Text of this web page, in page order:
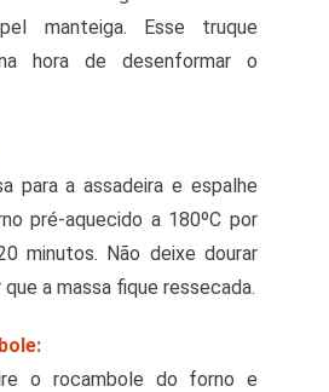
manteiga. Esse truque
hora de desenformar o
para a assadeira e espalhe
pré-aquecido a 180ºC por
minutos. Não deixe dourar
a massa fique ressecada.
o rocambole do forno e